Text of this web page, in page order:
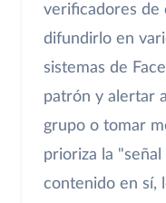
verificadores de
difundirlo en
sistemas de
patrón y alertar
grupo o tomar
prioriza la
contenido en sí,